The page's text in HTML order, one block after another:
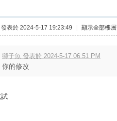
發表於 2024-5-17 19:23:49 | 顯示全部樓層
獅子魚 發表於 2024-5-17 06:51 PM
你的修改